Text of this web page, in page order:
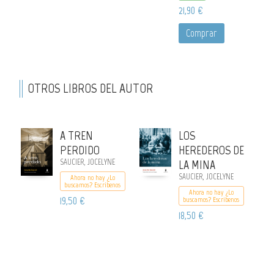
21,90 €
Comprar
OTROS LIBROS DEL AUTOR
A TREN
PERDIDO
SAUCIER, JOCELYNE
Ahora no hay ¿Lo
buscamos? Escribenos
19,50 €
LOS
HEREDEROS DE
LA MINA
SAUCIER, JOCELYNE
Ahora no hay ¿Lo
buscamos? Escribenos
18,50 €